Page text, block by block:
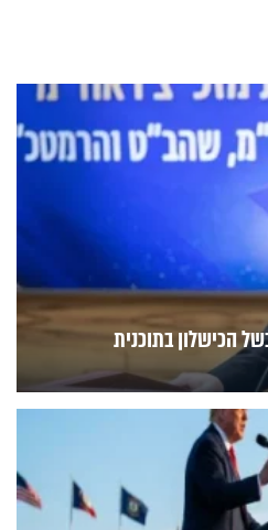
הכישלון בתוכנית